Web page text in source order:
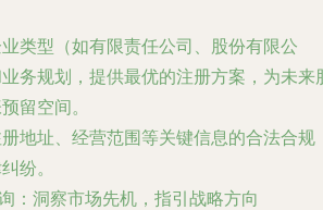
业类型（如有限责任公司、股份有限公
务规划，提供最优的注册方案，为未来
留空间。
册地址、经营范围等关键信息的合法合规
纷。
：洞察市场先机，指引战略方向